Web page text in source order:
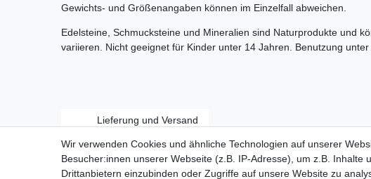
Gewichts- und Größenangaben können im Einzelfall abweichen.
Edelsteine, Schmucksteine und Mineralien sind Naturprodukte und
variieren. Nicht geeignet für Kinder unter 14 Jahren. Benutzung unter
Lieferung und Versand
Wir verwenden Cookies und ähnliche Technologien auf unserer
Besucher:innen unserer Webseite (z.B. IP-Adresse), um z.B. Inhalte
Drittanbietern einzubinden oder Zugriffe auf unsere Website zu